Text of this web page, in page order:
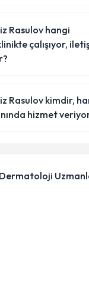
Rasulov hangi
çalışıyor,
Rasulov kimdir,
hizmet